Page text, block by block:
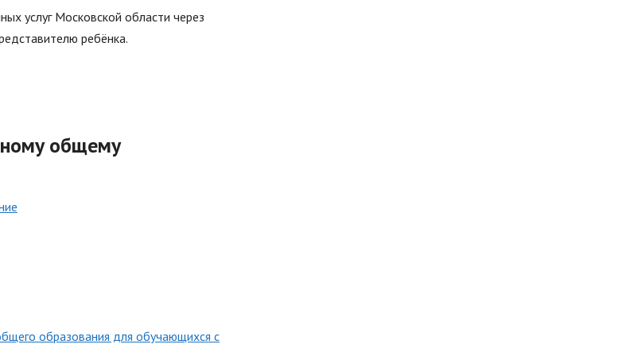
услуг Московской области через
ребёнка.
общему
образования для обучающихся с